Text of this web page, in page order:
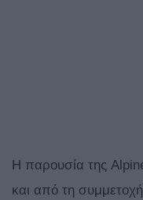
Η παρουσία της
και από τη